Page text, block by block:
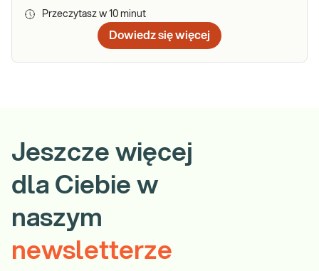
Przeczytasz w 10 minut
Dowiedz się więcej
Jeszcze więcej
dla Ciebie w
naszym
newsletterze